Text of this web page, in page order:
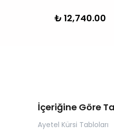
₺ 12,740.00
İçeriğine Göre
Ayetel Kürsi Tabloları